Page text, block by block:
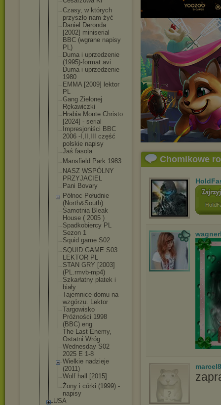
Czasy, w których
przyszło nam żyć
Daniel Deronda
[2002] miniserial
BBC (wgrane napisy
PL)
Duma i uprzedzenie
(1995)-format avi
Duma i uprzedzenie
1980
EMMA [2009] lektor
PL
Gang Zielonej
Rękawiczki
Hrabia Monte Christo
[2024] - serial
Impresjoniści BBC
2006 -I,II,III część
polskie napisy
Jaś fasola
Mansfield Park 1983
NASZ WSPÓLNY
PRZYJACIEL
Pani Bovary
Północ Południe
(North&South)
Samotnia Bleak
House ( 2005 )
Spadkobiercy PL
Sezon 1
Squid game S02
SQUID GAME S03
LEKTOR PL
STAN GRY [2003]
(PL.rmvb-mp4)
Szkarłatny płatek i
biały
Tajemnice domu na
wzgórzu. Lektor
Targowisko
Próżności 1998
(BBC) eng
The Last Enemy,
Ostatni Wróg
Wednesday S02
2025 E 1-8
Wielkie nadzieje
(2011)
Wolf hall [2015]
Żony i córki (1999) -
napisy
USA
Chomikowe